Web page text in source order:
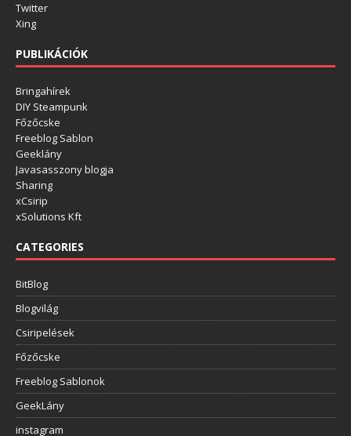
Twitter
Xing
PUBLIKÁCIÓK
Bringahírek
DIY Steampunk
Főzőcske
Freeblog Sablon
Geeklány
Javasasszony blogja
Sharing
xCsirip
xSolutions Kft
CATEGORIES
BitBlog
Blogvilág
Csiripelések
Főzőcske
Freeblog Sablonok
GeekLány
instagram